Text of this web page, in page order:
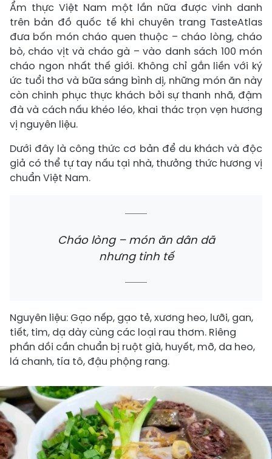
Ẩm thực Việt Nam một lần nữa được vinh danh
trên bản đồ quốc tế khi chuyên trang TasteAtlas
đưa bốn món cháo quen thuộc – cháo lòng, cháo
bò, cháo vịt và cháo gà – vào danh sách 100 món
cháo ngon nhất thế giới. Không chỉ gắn liền với ký
ức tuổi thơ và bữa sáng bình dị, những món ăn này
còn chinh phục thực khách bởi sự thanh nhã, đậm
đà và cách nấu khéo léo, khai thác trọn vẹn hương
vị nguyên liệu.
Dưới đây là công thức cơ bản để du khách và độc
giả có thể tự tay nấu tại nhà, thưởng thức hương vị
chuẩn Việt Nam.
Cháo lòng – món ăn dân dã
nhưng tinh tế
Nguyên liệu: Gạo nếp, gạo tẻ, xương heo, lưỡi, gan,
tiết, tim, dạ dày cùng các loại rau thơm. Riêng
phần dồi cần chuẩn bị ruột già, huyết, mỡ, da heo,
lá chanh, tía tô, đậu phộng rang.